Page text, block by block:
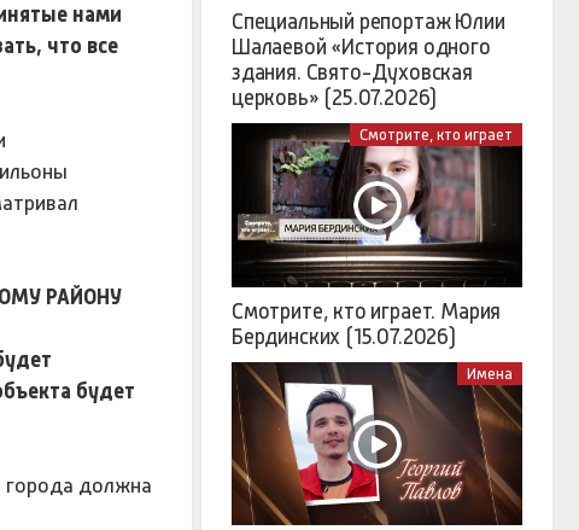
нами
что все
РАЙОНУ
будет
города должна
Специальный репортаж Юлии
Шалаевой «История одного
здания. Свято-Духовская
церковь» (25.07.2026)
Смотрите, кто играет
Смотрите, кто играет. Мария
Бердинских (15.07.2026)
Имена